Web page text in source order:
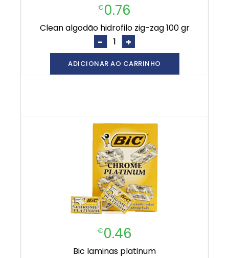
€0.76
clean algodão hidrofilo zig-zag 100 gr
- +
ADICIONAR AO CARRINHO
€0.46
bic laminas platinum